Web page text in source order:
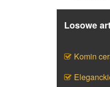
Losowe
Komin